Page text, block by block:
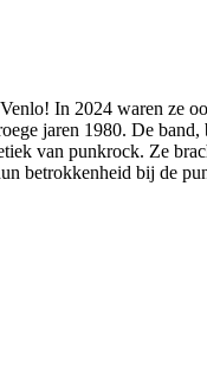
In 2024 waren ze
jaren 1980. De band,
van punkrock. Ze
betrokkenheid bij de